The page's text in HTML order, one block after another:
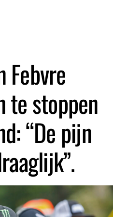
Febvre
te stoppen
“De pijn